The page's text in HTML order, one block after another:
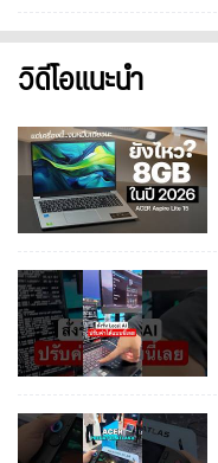
วิดีโอแนะนำ